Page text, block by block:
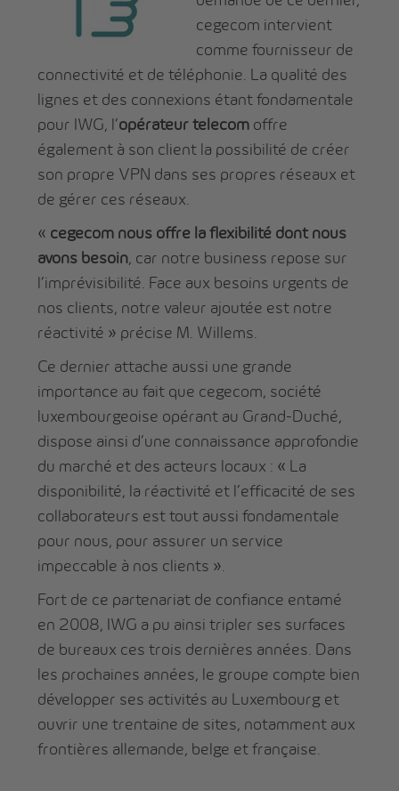
cegecom intervient
comme fournisseur de
connectivité et de téléphonie. La qualité des
lignes et des connexions étant fondamentale
pour IWG, l’opérateur telecom offre
également à son client la possibilité de créer
son propre VPN dans ses propres réseaux et
de gérer ces réseaux.
« cegecom nous offre la flexibilité dont nous
avons besoin, car notre business repose sur
l’imprévisibilité. Face aux besoins urgents de
nos clients, notre valeur ajoutée est notre
réactivité » précise M. Willems.
Ce dernier attache aussi une grande
importance au fait que cegecom, société
luxembourgeoise opérant au Grand-Duché,
dispose ainsi d’une connaissance approfondie
du marché et des acteurs locaux : « La
disponibilité, la réactivité et l’efficacité de ses
collaborateurs est tout aussi fondamentale
pour nous, pour assurer un service
impeccable à nos clients ».
Fort de ce partenariat de confiance entamé
en 2008, IWG a pu ainsi tripler ses surfaces
de bureaux ces trois dernières années. Dans
les prochaines années, le groupe compte bien
développer ses activités au Luxembourg et
ouvrir une trentaine de sites, notamment aux
frontières allemande, belge et française.